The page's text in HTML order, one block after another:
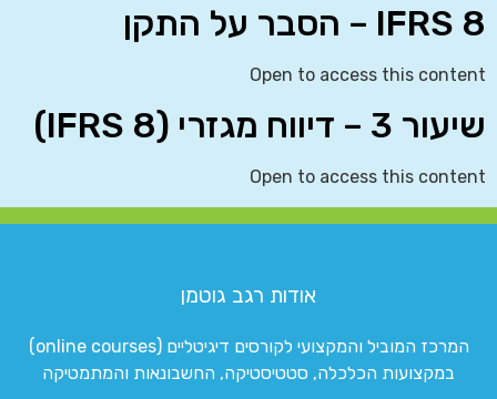
IFRS 8 – הסבר על התקן
Open to access this content
שיעור 3 – דיווח מגזרי (IFRS 8)
Open to access this content
אודות רגב גוטמן
המרכז המוביל והמקצועי לקורסים דיגיטליים (online courses)
במקצועות הכלכלה, סטטיסטיקה, החשבונאות והמתמטיקה